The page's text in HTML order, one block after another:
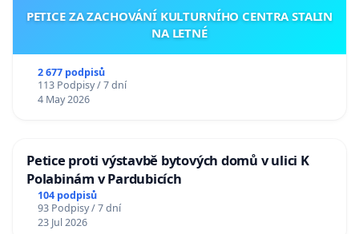
PETICE ZA ZACHOVÁNÍ KULTURNÍHO CENTRA STALIN
NA LETNÉ
2 677 podpisů
113 Podpisy / 7 dní
4 May 2026
Petice proti výstavbě bytových domů v ulici K
Polabinám v Pardubicích
104 podpisů
93 Podpisy / 7 dní
23 Jul 2026